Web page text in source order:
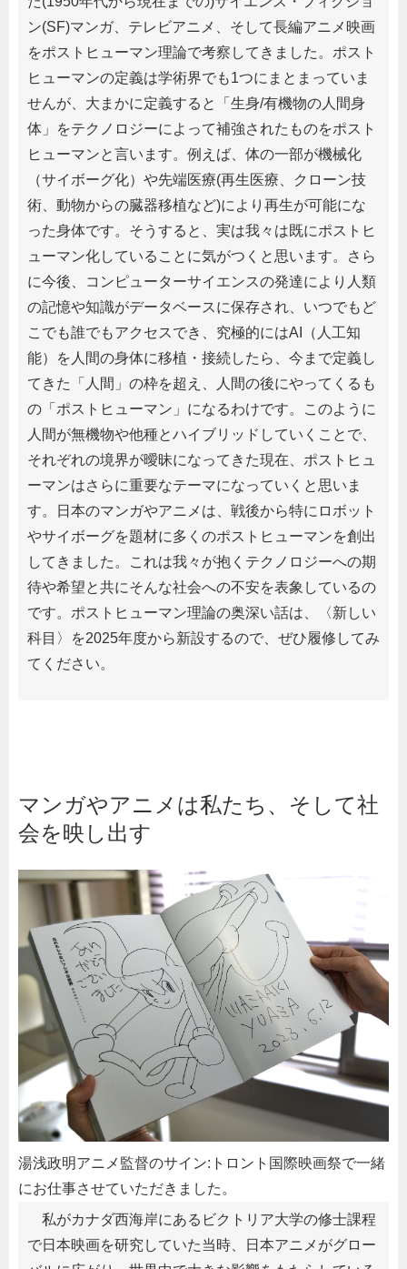
ン(SF)マンガ、テレビアニメ、そして長編アニメ映画
をポストヒューマン理論で考察してきました。ポスト
ヒューマンの定義は学術界でも1つにまとまっていま
せんが、大まかに定義すると「生身/有機物の人間身
体」をテクノロジーによって補強されたものをポスト
ヒューマンと言います。例えば、体の一部が機械化
（サイボーグ化）や先端医療(再生医療、クローン技
術、動物からの臓器移植など)により再生が可能にな
った身体です。そうすると、実は我々は既にポストヒ
ューマン化していることに気がつくと思います。さら
に今後、コンピューターサイエンスの発達により人類
の記憶や知識がデータベースに保存され、いつでもど
こでも誰でもアクセスでき、究極的にはAI（人工知
能）を人間の身体に移植・接続したら、今まで定義し
てきた「人間」の枠を超え、人間の後にやってくるも
の「ポストヒューマン」になるわけです。このように
人間が無機物や他種とハイブリッドしていくことで、
それぞれの境界が曖昧になってきた現在、ポストヒュ
ーマンはさらに重要なテーマになっていくと思いま
す。日本のマンガやアニメは、戦後から特にロボット
やサイボーグを題材に多くのポストヒューマンを創出
してきました。これは我々が抱くテクノロジーへの期
待や希望と共にそんな社会への不安を表象しているの
です。ポストヒューマン理論の奥深い話は、〈新しい
科目〉を2025年度から新設するので、ぜひ履修してみ
てください。
マンガやアニメは私たち、そして社
会を映し出す
私がカナダ西海岸にあるビクトリア大学の修士課程
で日本映画を研究していた当時、日本アニメがグロー
湯浅政明アニメ監督のサイン:トロント国際映画祭で一緒
にお仕事させていただきました。